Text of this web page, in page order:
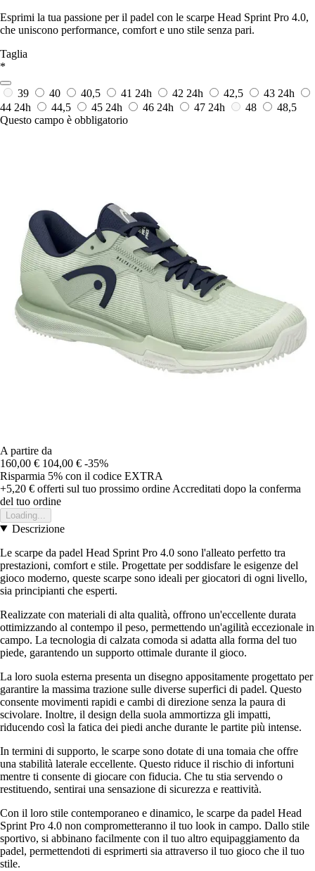
Esprimi la tua passione per il padel con le scarpe Head Sprint Pro 4.0,
che uniscono performance, comfort e uno stile senza pari.
Taglia
*
39 40 40,5 41 24h 42 24h 42,5 43 24h
44 24h 44,5 45 24h 46 24h 47 24h 48
48,5
Questo campo è obbligatorio
A partire da
160,00 € 104,00 € -35%
Risparmia 5% con il codice EXTRA
+5,20 € offerti sul tuo prossimo ordine Accreditati dopo la conferma
del tuo ordine
Loading...
Descrizione
Le scarpe da padel Head Sprint Pro 4.0 sono l'alleato perfetto tra
prestazioni, comfort e stile. Progettate per soddisfare le esigenze del
gioco moderno, queste scarpe sono ideali per giocatori di ogni livello,
sia principianti che esperti.
Realizzate con materiali di alta qualità, offrono un'eccellente durata
ottimizzando al contempo il peso, permettendo un'agilità eccezionale in
campo. La tecnologia di calzata comoda si adatta alla forma del tuo
piede, garantendo un supporto ottimale durante il gioco.
La loro suola esterna presenta un disegno appositamente progettato per
garantire la massima trazione sulle diverse superfici di padel. Questo
consente movimenti rapidi e cambi di direzione senza la paura di
scivolare. Inoltre, il design della suola ammortizza gli impatti,
riducendo così la fatica dei piedi anche durante le partite più intense.
In termini di supporto, le scarpe sono dotate di una tomaia che offre
una stabilità laterale eccellente. Questo riduce il rischio di infortuni
mentre ti consente di giocare con fiducia. Che tu stia servendo o
restituendo, sentirai una sensazione di sicurezza e reattività.
Con il loro stile contemporaneo e dinamico, le scarpe da padel Head
Sprint Pro 4.0 non comprometteranno il tuo look in campo. Dallo stile
sportivo, si abbinano facilmente con il tuo altro equipaggiamento da
padel, permettendoti di esprimerti sia attraverso il tuo gioco che il tuo
stile.